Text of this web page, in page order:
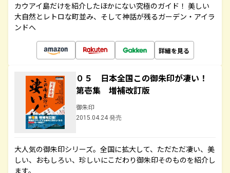
カウアイ島だけを紹介したほかにない究極のガイド！ 美しい
大自然とレトロな町並み、そして神話が残るガーデン・アイラ
ンドへ
詳細を見る
０５ 日本全国この御朱印が凄い！
第壱集 増補改訂版
御朱印
2015.04.24 発売
大人気の御朱印シリーズ。全国に拡大して、ただただ凄い、美
しい、おもしろい、珍しいにこだわり御朱印そのものを紹介し
ます。